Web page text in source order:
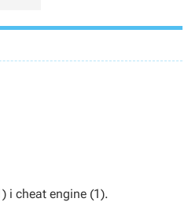
i cheat engine (1).